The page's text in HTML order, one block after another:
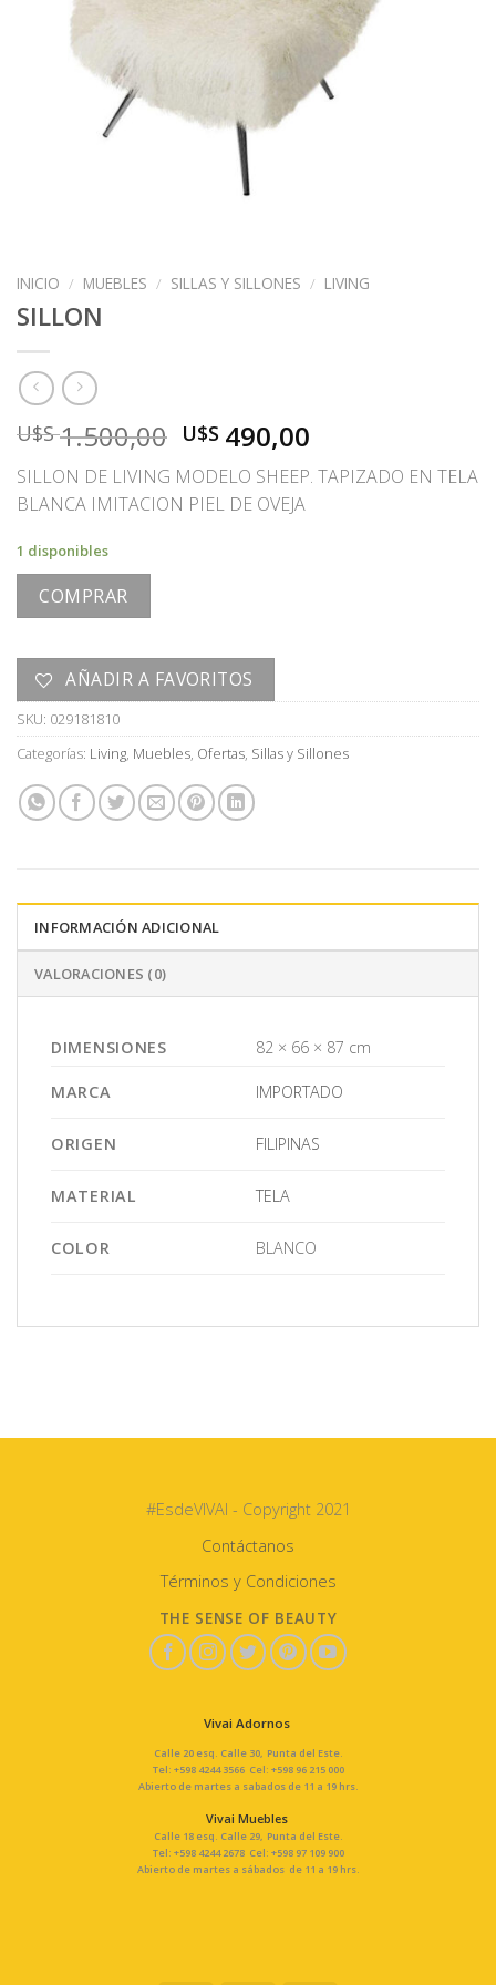
INICIO / MUEBLES / SILLAS Y SILLONES / LIVING
SILLON
U$S1.500,00 El
precio
original
era:
U$S 490,00
precio
actual
SILLON DE LIVING MODELO SHEEP. TAPIZADO EN TELA
BLANCA IMITACION PIEL DE OVEJA
1 disponibles
COMPRAR
AÑADIR A FAVORITOS
SKU: 029181810
Categorías: Living, Muebles, Ofertas, Sillas y Sillones
INFORMACIÓN ADICIONAL
VALORACIONES (0)
DIMENSIONES 82 × 66 × 87 cm
MARCA IMPORTADO
ORIGEN FILIPINAS
MATERIAL TELA
COLOR BLANCO
#EsdeVIVAI - Copyright 2021
Contáctanos
Términos y Condiciones
THE SENSE OF BEAUTY
Vivai Adornos
Calle 20 esq. Calle 30, Punta del Este.
Tel: +598 4244 3566 Cel: +598 96 215 000
Abierto de martes a sabados de 11 a 19 hrs.
Vivai Muebles
Calle 18 esq. Calle 29, Punta del Este.
Tel: +598 4244 2678 Cel: +598 97 109 900
Abierto de martes a sábados de 11 a 19 hrs.